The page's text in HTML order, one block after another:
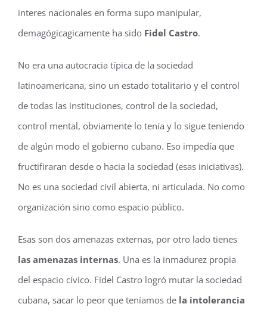
interes nacionales en forma supo manipular,
demagógicagicamente ha sido Fidel Castro.
No era una autocracia típica de la sociedad
latinoamericana, sino un estado totalitario y el control
de todas las instituciones, control de la sociedad,
control mental, obviamente lo tenía y lo sigue teniendo
de algún modo el gobierno cubano. Eso impedía que
fructifiraran desde o hacia la sociedad (esas iniciativas).
No es una sociedad civil abierta, ni articulada. No como
organización sino como espacio público.
Esas son dos amenazas externas, por otro lado tienes
las amenazas internas. Una es la inmadurez propia
del espacio cívico. Fidel Castro logró mutar la sociedad
cubana, sacar lo peor que teníamos de la intolerancia